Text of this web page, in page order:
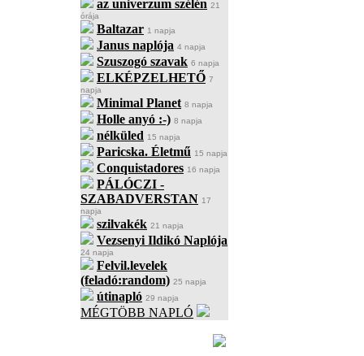
az univerzum szélén 21
órája
Baltazar 1 napja
Janus naplója 4 napja
Szuszogó szavak 6 napja
ELKÉPZELHETŐ 7
napja
Minimal Planet 8 napja
Holle anyó :-) 8 napja
nélküled 15 napja
Paricska. Életmű 15 napja
Conquistadores 16 napja
PÁLÓCZI -
SZABADVERSTAN 17
napja
szilvakék 21 napja
Vezsenyi Ildikó Naplója
24 napja
Felvil.levelek
(feladó:random) 25 napja
útinapló 29 napja
MÉGTÖBB NAPLÓ